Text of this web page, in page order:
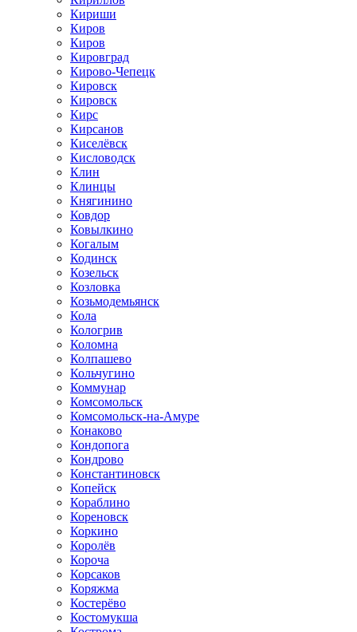
Кириши
Киров
Киров
Кировград
Кирово-Чепецк
Кировск
Кировск
Кирс
Кирсанов
Киселёвск
Кисловодск
Клин
Клинцы
Княгинино
Ковдор
Ковылкино
Когалым
Кодинск
Козельск
Козловка
Козьмодемьянск
Кола
Кологрив
Коломна
Колпашево
Кольчугино
Коммунар
Комсомольск
Комсомольск-на-Амуре
Конаково
Кондопога
Кондрово
Константиновск
Копейск
Кораблино
Кореновск
Коркино
Королёв
Короча
Корсаков
Коряжма
Костерёво
Костомукша